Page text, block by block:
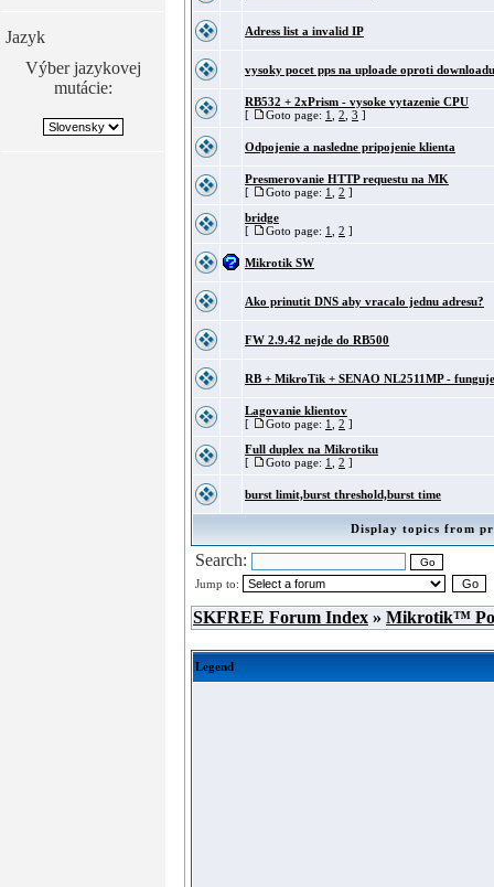
Jazyk
Výber jazykovej
mutácie:
Adress list a invalid IP
vysoky pocet pps na uploade oproti
RB532 + 2xPrism - vysoke vytazenie CPU
[
Goto page: 1 2 3 ]
Odpojenie a nasledne pripojenie klienta
Presmerovanie HTTP requestu na MK
[
Goto page: 1 2 ]
bridge
[
Goto page: 1 2 ]
Mikrotik SW
Ako prinutit DNS aby vracalo jednu adresu?
FW 2.9.42 nejde do RB500
RB + MikroTik + SENAO NL2511MP -
Lagovanie klientov
[
Goto page: 1 2 ]
Full duplex na Mikrotiku
[
Goto page: 1 2 ]
burst limit,burst threshold,burst time
Display topics from
Search:
Jump to:
SKFREE Forum Index » Mikrotik™
Legend